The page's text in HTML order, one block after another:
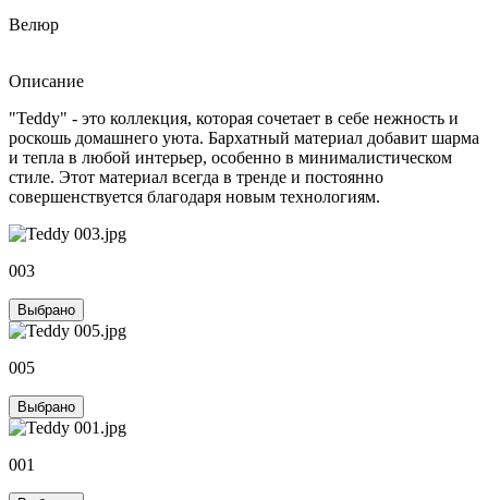
Велюр
Описание
"Teddy" - это коллекция, которая сочетает в себе нежность и
роскошь домашнего уюта. Бархатный материал добавит шарма
и тепла в любой интерьер, особенно в минималистическом
стиле. Этот материал всегда в тренде и постоянно
совершенствуется благодаря новым технологиям.
003
Выбрано
005
Выбрано
001